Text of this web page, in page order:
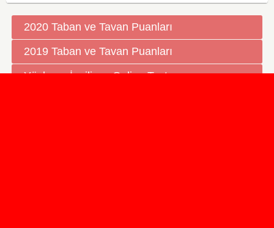
2020 Taban ve Tavan Puanları
2019 Taban ve Tavan Puanları
Yüzlerce İngilizce Online Test